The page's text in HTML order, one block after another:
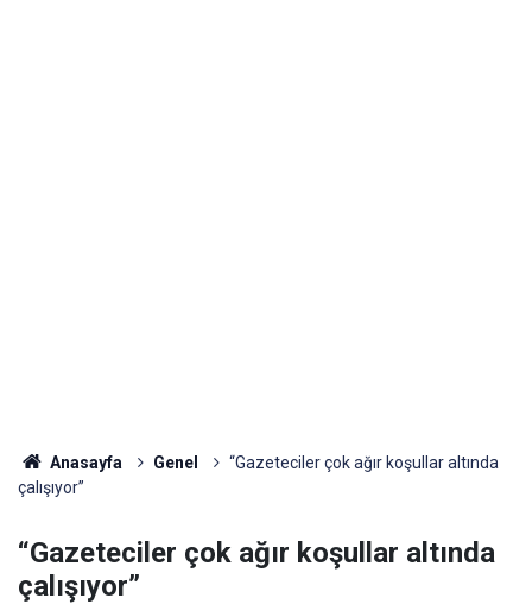
Anasayfa Genel
“Gazeteciler çok ağır koşullar altında
çalışıyor”
“Gazeteciler çok ağır koşullar altında
çalışıyor”